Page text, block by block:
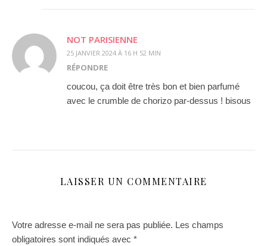
NOT PARISIENNE
25 JANVIER 2024 À 16 H 52 MIN
RÉPONDRE
coucou, ça doit être très bon et bien parfumé
avec le crumble de chorizo par-dessus ! bisous
LAISSER UN COMMENTAIRE
Votre adresse e-mail ne sera pas publiée. Les champs
obligatoires sont indiqués avec *